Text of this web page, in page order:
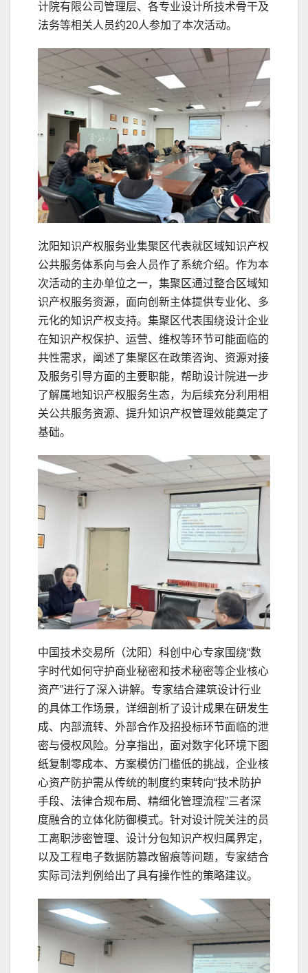
计院有限公司管理层、各专业设计所技术骨干及
法务等相关人员约20人参加了本次活动。
沈阳知识产权服务业集聚区代表就区域知识产权
公共服务体系向与会人员作了系统介绍。作为本
次活动的主办单位之一，集聚区通过整合区域知
识产权服务资源，面向创新主体提供专业化、多
元化的知识产权支持。集聚区代表围绕设计企业
在知识产权保护、运营、维权等环节可能面临的
共性需求，阐述了集聚区在政策咨询、资源对接
及服务引导方面的主要职能，帮助设计院进一步
了解属地知识产权服务生态，为后续充分利用相
关公共服务资源、提升知识产权管理效能奠定了
基础。
中国技术交易所（沈阳）科创中心专家围绕“数
字时代如何守护商业秘密和技术秘密等企业核心
资产”进行了深入讲解。专家结合建筑设计行业
的具体工作场景，详细剖析了设计成果在研发生
成、内部流转、外部合作及招投标环节面临的泄
密与侵权风险。分享指出，面对数字化环境下图
纸复制零成本、方案模仿门槛低的挑战，企业核
心资产防护需从传统的制度约束转向“技术防护
手段、法律合规布局、精细化管理流程”三者深
度融合的立体化防御模式。针对设计院关注的员
工离职涉密管理、设计分包知识产权归属界定，
以及工程电子数据防篡改留痕等问题，专家结合
实际司法判例给出了具有操作性的策略建议。